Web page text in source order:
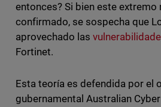
entonces? Si bien este extremo
confirmado, se sospecha que
aprovechado las
Fortinet.
Esta teoría es defendida por el
gubernamental Australian